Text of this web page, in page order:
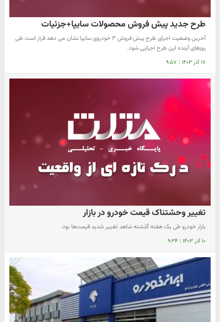
طرح جدید پیش فروش محصولات سایپا+جزئیات
آخرین وضعیت اجرای طرح پیش فروش ۳ خودروی سایپا نشان می دهد قرار است طی
روزهای آینده این طرح اجرایی شود.
۱۷ آذر ۱۴۰۳ | ۹:۵۷
تغییر وحشتناک قیمت خودرو در بازار
بازار خودرو طی یک هفته گذشته شاهد تغییر شدید قیمت‌ها بود.
۱۰ آذر ۱۴۰۳ | ۹:۳۴